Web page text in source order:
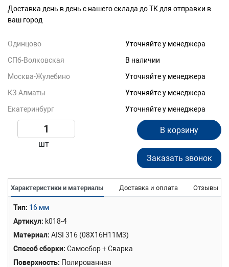
Доставка день в день с нашего склада до ТК для отправки в
ваш город
Одинцово
Уточняйте у менеджера
СПб-Волковская
В наличии
Москва-Жулебино
Уточняйте у менеджера
КЗ-Алматы
Уточняйте у менеджера
Екатеринбург
Уточняйте у менеджера
шт
В корзину
Заказать звонок
Характеристики и материалы Доставка и оплата Отзывы
Тип 16 мм
Артикул k018-4
Материал AISI 316 (08Х16Н11М3)
Способ сборки Самосбор + Сварка
Поверхность Полированная